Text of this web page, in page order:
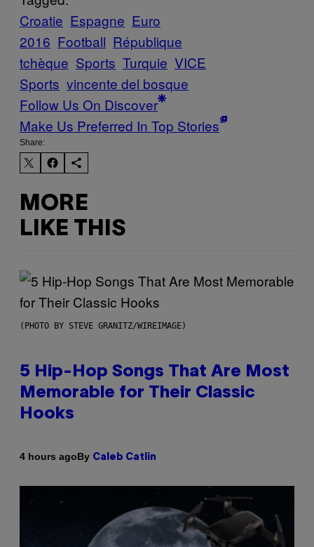
Croatie Espagne Euro
2016 Football République
tchèque Sports Turquie VICE
Sports vincente del bosque
Follow Us On Discover
Make Us Preferred In Top Stories
Share:
MORE
LIKE THIS
(PHOTO BY STEVE GRANITZ/WIREIMAGE)
5 Hip-Hop Songs That Are Most
Memorable for Their Classic
Hooks
4 hours agoBy Caleb Catlin